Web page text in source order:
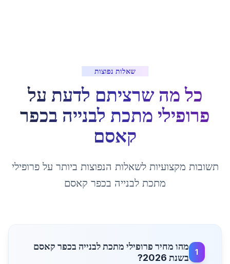
שאלות נפוצות
כל מה שרציתם לדעת על
פרופילי מתכת לבנייה בכפר
קאסם
תשובות מקצועיות לשאלות הנפוצות ביותר עלפרופילי
מתכת לבנייה בכפר קאסם
1
מהו מחיר פרופילי מתכת לבנייה בכפר קאסם
בשנת 2026?